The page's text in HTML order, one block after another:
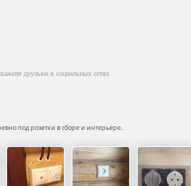
друзьям в социальных сетях
под розетки в сборе и интерьере.